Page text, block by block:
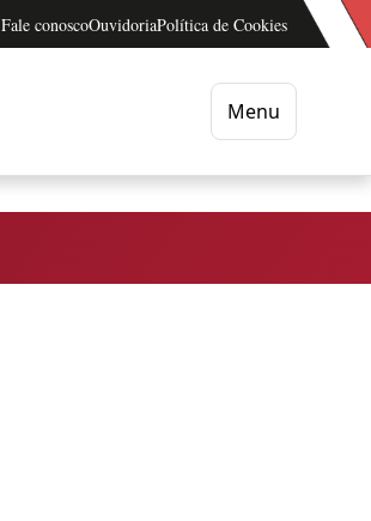
Fale conoscoOuvidoriaPolítica de Cookies
Menu